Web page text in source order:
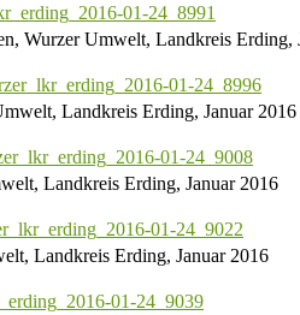
Wurzer Umwelt, Landkreis Erding,
Landkreis Erding, Januar 2016
Landkreis Erding, Januar 2016
Landkreis Erding, Januar 2016